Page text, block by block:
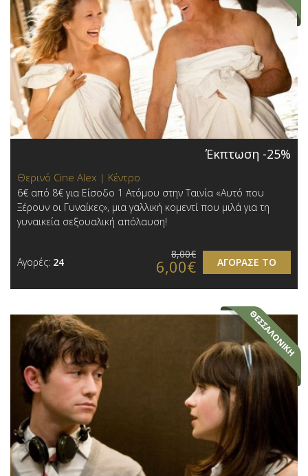
Έκπτωση -25%
Θερινό Cine Alex | Κέντρο
6€ από 8€ για Είσοδο 1 Ατόμου στην Ταινία «Αυτό που
Ξέρουν οι Γυναίκες», μια γαλλική κομεντί που μιλά για τη
γυναικεία σεξουαλική απόλαυση!
Αγορές: 24 ΑΓΟΡΑΣΕ ΤΟ
8,00€
6,00€